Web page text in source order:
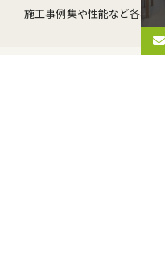
施工事例集や性能など各種カ